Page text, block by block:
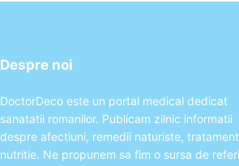
Despre noi
DoctorDeco este un portal medical dedicat
sanatatii romanilor. Publicam zilnic informatii
despre afectiuni, remedii naturiste,
nutritie. Ne propunem sa fim o sursa de